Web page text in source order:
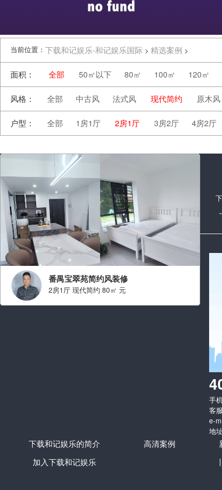
当前位置： 下载和记娱乐-和记娱乐国际 > 精选案例 >
面积： 全部 50㎡以下 80㎡ 100㎡ 120㎡
风格： 全部 中古风 法式风 现代简约 原木风
户型： 全部 1房1厅 2房1厅 3房2厅 4房2厅
番禺宝翠苑简约风装修
2房1厅 现代简约 80㎡ 元
手
客
e-
地
下载和记娱乐的简介
加入下载和记娱乐
高清案例